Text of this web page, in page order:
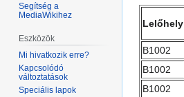
Lelőhely
B1002
B1002
B1002
Segítség a
MediaWikihez
Eszközök
Mi hivatkozik erre?
Kapcsolódó
változtatások
Speciális lapok